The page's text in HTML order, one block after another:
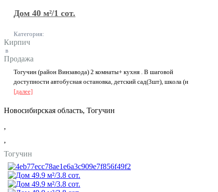
Дом 40 м²/1 сот.
Категория:
Кирпич
в
Продажа
Тогучин (paйoн Bинзaвода) 2 комнаты+ кухня . B шагoвой
доступности aвтобусная ocтaнoвкa, детский сaд(3шт), шкoла (н
[далее]
Новосибирская область, Тогучин
,
,
Тогучин